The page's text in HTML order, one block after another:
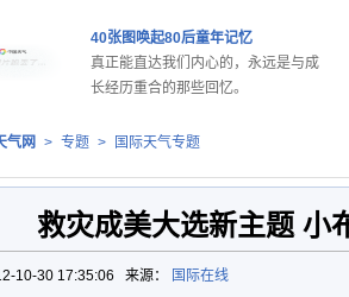
40张图唤起80后童年记忆
真正能直达我们内心的，永远是与成
长经历重合的那些回忆。
气网 > 专题 > 国际天气专题
救灾成美大选新主题 小
10-30 17:35:06 来源： 国际在线